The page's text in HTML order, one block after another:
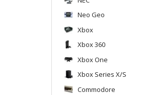
Neo Geo
Xbox
Xbox 360
Xbox One
Xbox Series X/S
Commodore